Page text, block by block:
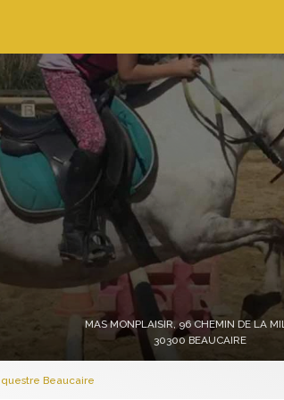
MAS MONPLAISIR, 96 CHEMIN DE LA
30300 BEAUCAIRE
Beaucaire